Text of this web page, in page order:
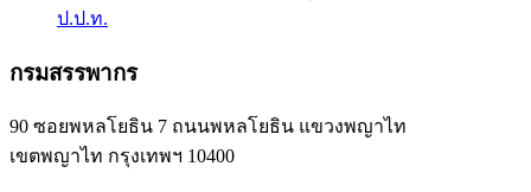
ป.ป.ท.
กรมสรรพากร
90 ซอยพหลโยธิน 7 ถนนพหลโยธิน แขวงพญาไท
เขตพญาไท กรุงเทพฯ 10400